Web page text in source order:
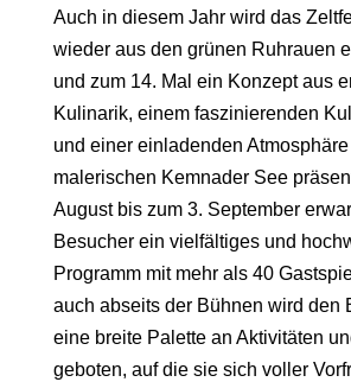
Auch in diesem Jahr wird das
wieder aus den grünen Ruhrauen
und zum 14. Mal ein Konzept aus
Kulinarik, einem faszinierenden
und einer einladenden
malerischen Kemnader See
August bis zum 3. September
Besucher ein vielfältiges und
Programm mit mehr als 40
auch abseits der Bühnen wird den
eine breite Palette an Aktivitäten
geboten, auf die sie sich voller